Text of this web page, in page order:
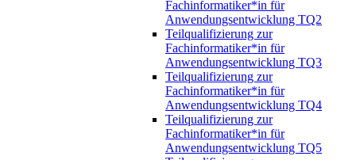
Fachinformatiker*in für
Anwendungsentwicklung TQ2
Teilqualifizierung zur
Fachinformatiker*in für
Anwendungsentwicklung TQ3
Teilqualifizierung zur
Fachinformatiker*in für
Anwendungsentwicklung TQ4
Teilqualifizierung zur
Fachinformatiker*in für
Anwendungsentwicklung TQ5